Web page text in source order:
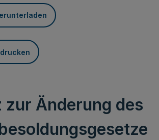
zur Änderung des